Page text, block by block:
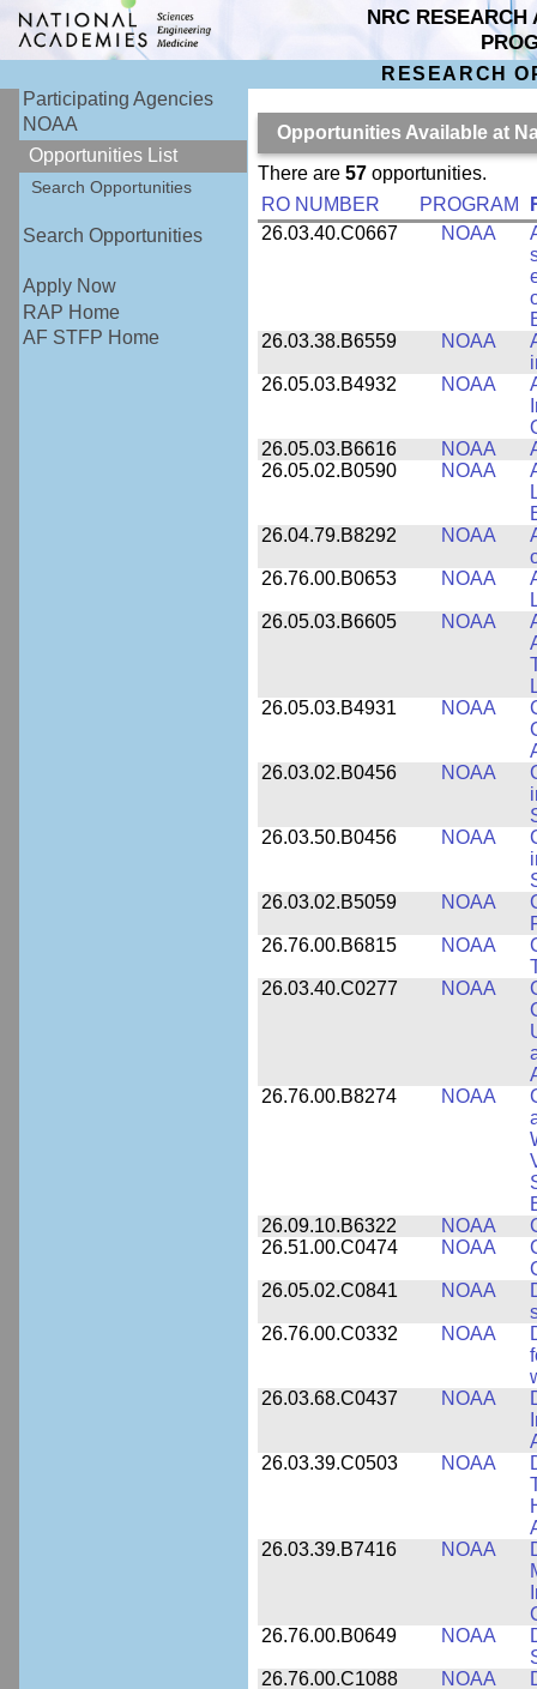
NRC RESEARCH
RESEARCH
Participating Agencies
NOAA
Opportunities List
Search Opportunities
Search Opportunities
Apply Now
RAP Home
AF STFP Home
Opportunities Available at
There are 57opportunities.
RO NUMBER
PROGRAM
26.03.40.C0667
NOAA
26.03.38.B6559
NOAA
26.05.03.B4932
NOAA
26.05.03.B6616
NOAA
26.05.02.B0590
NOAA
26.04.79.B8292
NOAA
26.76.00.B0653
NOAA
26.05.03.B6605
NOAA
26.05.03.B4931
NOAA
26.03.02.B0456
NOAA
26.03.50.B0456
NOAA
26.03.02.B5059
NOAA
26.76.00.B6815
NOAA
26.03.40.C0277
NOAA
26.76.00.B8274
NOAA
26.09.10.B6322
NOAA
26.51.00.C0474
NOAA
26.05.02.C0841
NOAA
26.76.00.C0332
NOAA
26.03.68.C0437
NOAA
26.03.39.C0503
NOAA
26.03.39.B7416
NOAA
26.76.00.B0649
NOAA
26.76.00.C1088
NOAA